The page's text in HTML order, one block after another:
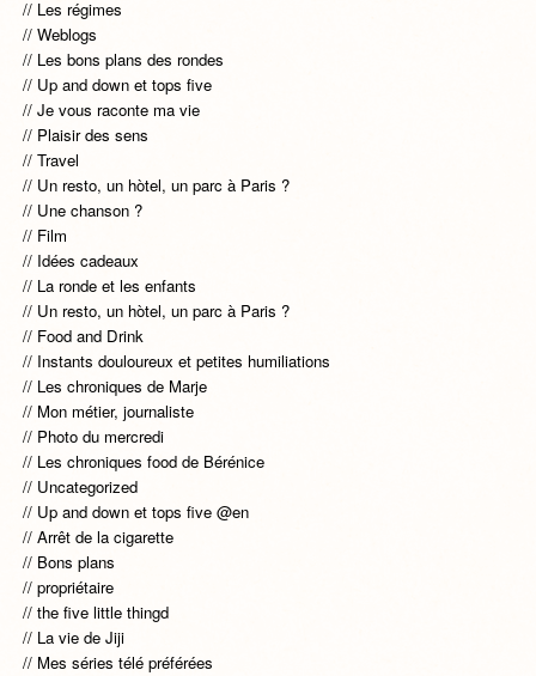
Les régimes
Weblogs
Les bons plans des rondes
Up and down et tops five
Je vous raconte ma vie
Plaisir des sens
Travel
Un resto, un hòtel, un parc à Paris ?
Une chanson ?
Film
Idées cadeaux
La ronde et les enfants
Un resto, un hòtel, un parc à Paris ?
Food and Drink
Instants douloureux et petites humiliations
Les chroniques de Marje
Mon métier, journaliste
Photo du mercredi
Les chroniques food de Bérénice
Uncategorized
Up and down et tops five @en
Arrêt de la cigarette
Bons plans
propriétaire
the five little thingd
La vie de Jiji
Mes séries télé préférées